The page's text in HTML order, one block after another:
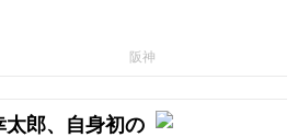
阪神
太郎、自身初の